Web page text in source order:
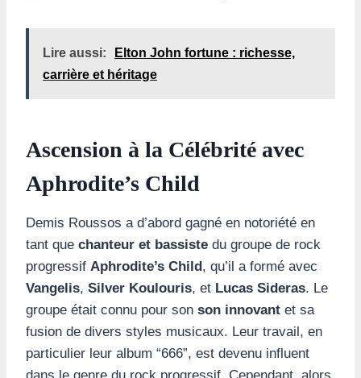
Lire aussi:
Elton John fortune : richesse,
carrière et héritage
Ascension à la Célébrité avec
Aphrodite’s Child
Demis Roussos a d’abord gagné en notoriété en
tant que chanteur et bassiste du groupe de rock
progressif Aphrodite’s Child, qu’il a formé avec
Vangelis, Silver Koulouris, et Lucas Sideras. Le
groupe était connu pour son son innovant et sa
fusion de divers styles musicaux. Leur travail, en
particulier leur album “666”, est devenu influent
dans le genre du rock progressif. Cependant, alors